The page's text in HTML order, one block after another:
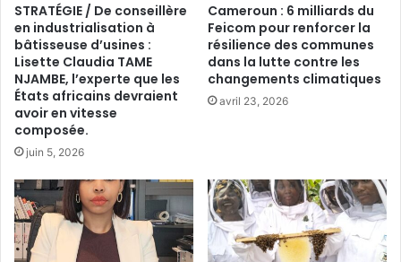
STRATÉGIE / De conseillère
en industrialisation à
bâtisseuse d’usines :
Lisette Claudia TAME
NJAMBE, l’experte que les
États africains devraient
avoir en vitesse
composée.
juin 5, 2026
Cameroun : 6 milliards du
Feicom pour renforcer la
résilience des communes
dans la lutte contre les
changements climatiques
avril 23, 2026